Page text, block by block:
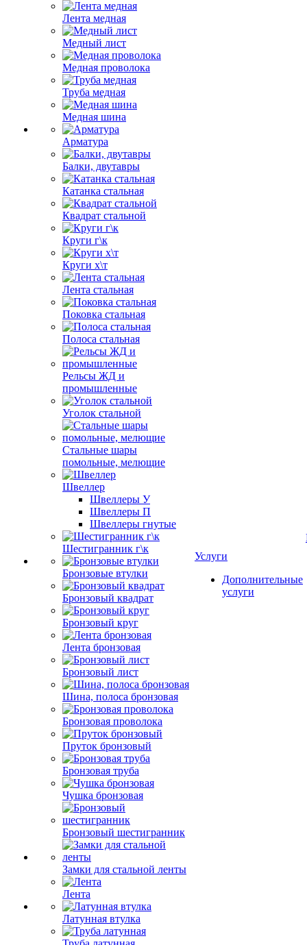
Лента медная
Медный лист
Медная проволока
Труба медная
Медная шина
Арматура
Балки, двутавры
Катанка стальная
Квадрат стальной
Круги г\к
Круги х\т
Лента стальная
Поковка стальная
Полоса стальная
Рельсы ЖД и
промышленные
Уголок стальной
Стальные шары
помольные, мелющие
Швеллер
Швеллеры У
Швеллеры П
Швеллеры гнутые
Шестигранник г\к
Бронзовые втулки
Бронзовый квадрат
Бронзовый круг
Лента бронзовая
Бронзовый лист
Шина, полоса бронзовая
Бронзовая проволока
Пруток бронзовый
Бронзовая труба
Чушка бронзовая
Бронзовый шестигранник
Замки для стальной ленты
Лента
Латунная втулка
Услуги
Дополнительные
услуги